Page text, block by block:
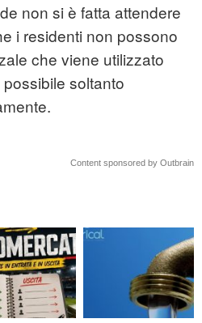
non si è fatta attendere
i residenti non possono
che viene utilizzato
soltanto
Content sponsored by Outbrain